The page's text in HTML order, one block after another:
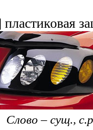
пластиковая
– сущ.,